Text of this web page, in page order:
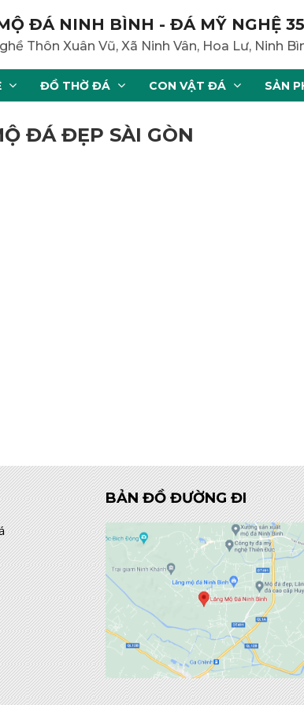
ĐÁ NINH BÌNH - ĐÁ MỸ NGHỆ 35
Thôn Xuân Vũ, Xã Ninh Vân, Hoa Lư, Ninh
ĐỒ THỜ ĐÁ CON VẬT ĐÁ SẢN
ĐÁ ĐẸP SÀI GÒN
BẢN ĐỒ ĐƯỜNG ĐI